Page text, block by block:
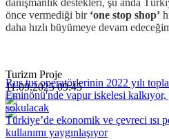
önce vermediği bir ‘one stop shop’
daha hızlı büyümeye devam
Turizm Proje
11.09.2025 09:45
Rus tur operatörlerinin 2022 yılı
Eminönü'nde vapur iskelesi
sokulacak
Türkiye’de ekonomik ve çevreci ısı
kullanımı yaygınlaşıyor